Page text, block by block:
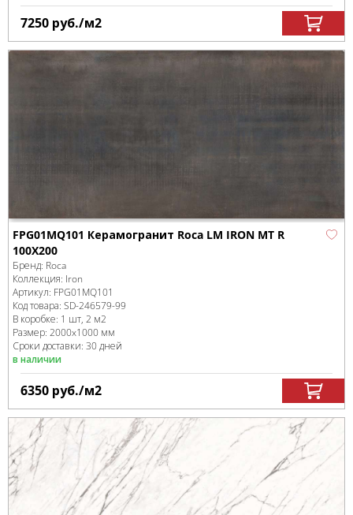
7250 руб./м2
FPG01MQ101 Керамогранит Roca LM IRON MT R
100X200
Бренд: Roca
Коллекция: Iron
Артикул: FPG01MQ101
Код товара: SD-246579-99
В коробке: 1 шт, 2 м2
Размер: 2000x1000 мм
Сроки доставки: 30 дней
в наличии
6350 руб./м2